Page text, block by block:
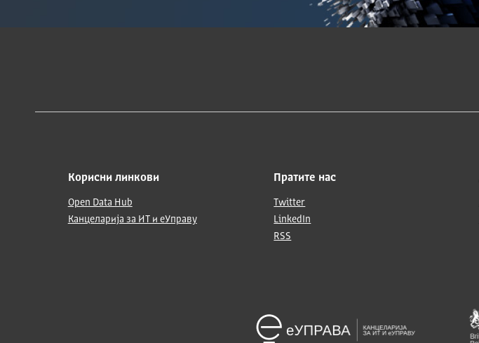
Корисни линкови
Open Data Hub
Канцеларија за ИТ и еУправу
Пратите нас
Twitter
LinkedIn
RSS